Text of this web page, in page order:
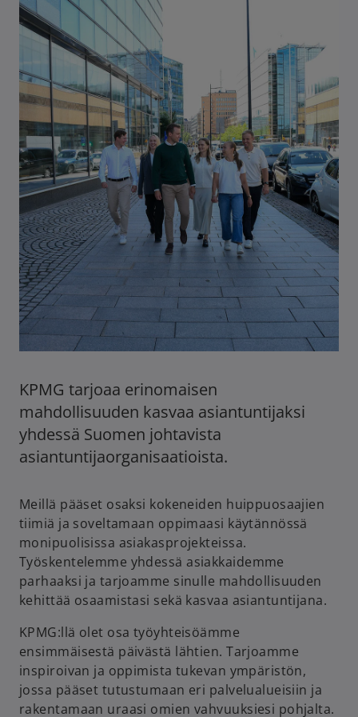
KPMG tarjoaa erinomaisen
mahdollisuuden kasvaa asiantuntijaksi
yhdessä Suomen johtavista
asiantuntijaorganisaatioista.
Meillä pääset osaksi kokeneiden huippuosaajien
tiimiä ja soveltamaan oppimaasi käytännössä
monipuolisissa asiakasprojekteissa.
Työskentelemme yhdessä asiakkaidemme
parhaaksi ja tarjoamme sinulle mahdollisuuden
kehittää osaamistasi sekä kasvaa asiantuntijana.
KPMG:llä olet osa työyhteisöämme
ensimmäisestä päivästä lähtien. Tarjoamme
inspiroivan ja oppimista tukevan ympäristön,
jossa pääset tutustumaan eri palvelualueisiin ja
rakentamaan uraasi omien vahvuuksiesi pohjalta.
p
e
n
s